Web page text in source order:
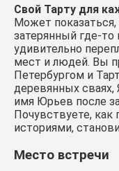
Свой Тарту для
Может
затерянный где-
удивительно
мест и людей. Вы
Петербургом и
деревянных
имя Юрьев после
Почувствуете,
историями,
Место встречи